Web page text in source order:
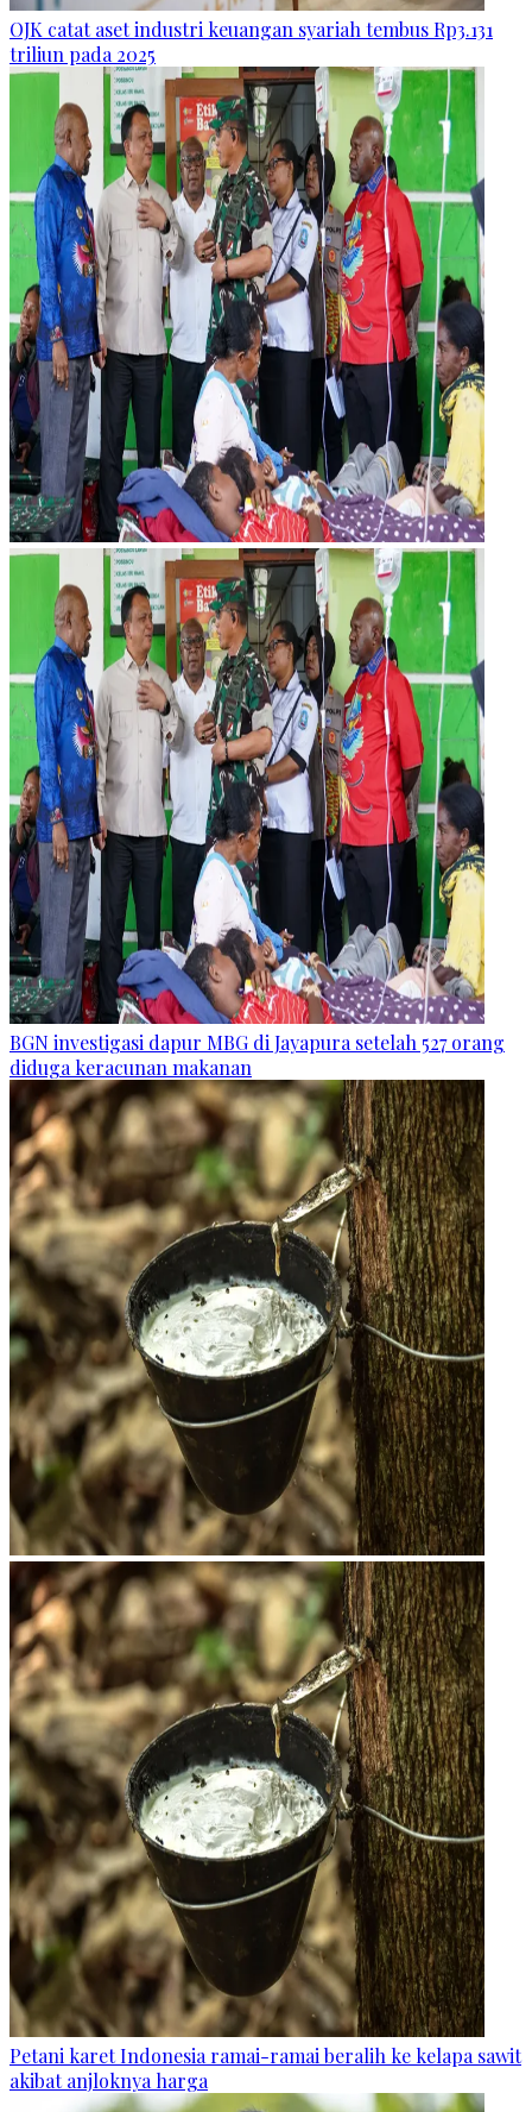
OJK catat aset industri keuangan syariah tembus Rp3.131
triliun pada 2025
BGN investigasi dapur MBG di Jayapura setelah 527 orang
diduga keracunan makanan
Petani karet Indonesia ramai-ramai beralih ke kelapa sawit
akibat anjloknya harga